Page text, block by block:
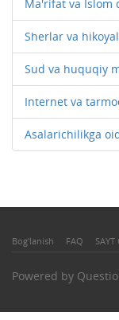
Ma'rifat va Islom
Sherlar va
Sud va huquqiy
Internet va
Asalarichilikga
Bog'lanish FAQ
Powered by